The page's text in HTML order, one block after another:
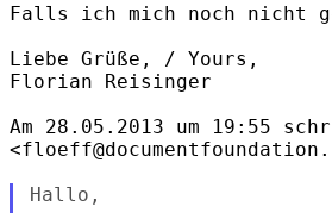
Falls ich mich noch nicht
Liebe Grüße, / Yours,
Florian Reisinger
Am 28.05.2013 um 19:55
Hallo,